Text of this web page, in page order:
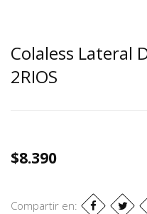
Colaless Lateral
2RIOS
$8.390
Compartir en: